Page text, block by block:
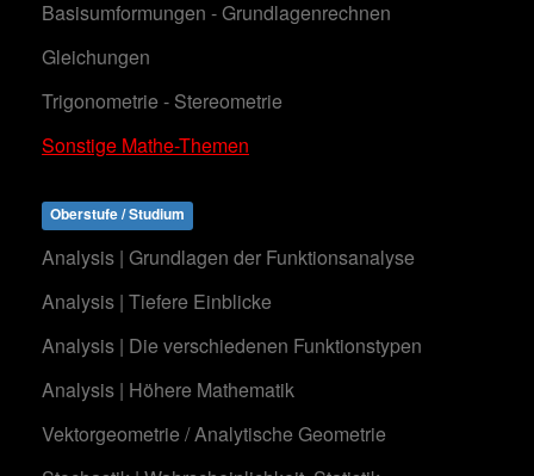
Basisumformungen - Grundlagenrechnen
Gleichungen
Trigonometrie - Stereometrie
Sonstige Mathe-Themen
Oberstufe / Studium
Analysis | Grundlagen der Funktionsanalyse
Analysis | Tiefere Einblicke
Analysis | Die verschiedenen Funktionstypen
Analysis | Höhere Mathematik
Vektorgeometrie / Analytische Geometrie